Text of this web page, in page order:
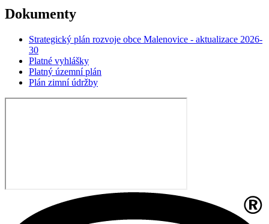
Dokumenty
Strategický plán rozvoje obce Malenovice - aktualizace 2026-
30
Platné vyhlášky
Platný územní plán
Plán zimní údržby